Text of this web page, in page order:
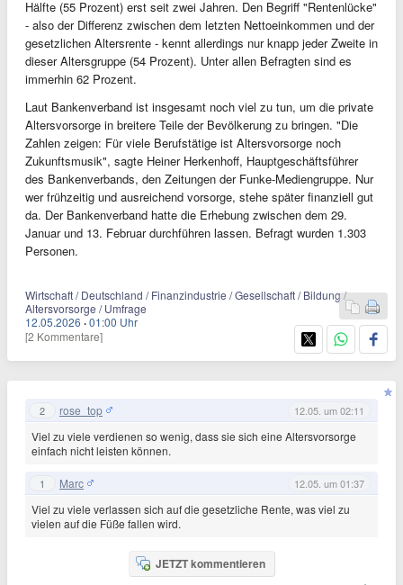
Hälfte (55 Prozent) erst seit zwei Jahren. Den Begriff "Rentenlücke"
- also der Differenz zwischen dem letzten Nettoeinkommen und der
gesetzlichen Altersrente - kennt allerdings nur knapp jeder Zweite in
dieser Altersgruppe (54 Prozent). Unter allen Befragten sind es
immerhin 62 Prozent.
Laut Bankenverband ist insgesamt noch viel zu tun, um die private
Altersvorsorge in breitere Teile der Bevölkerung zu bringen. "Die
Zahlen zeigen: Für viele Berufstätige ist Altersvorsorge noch
Zukunftsmusik", sagte Heiner Herkenhoff, Hauptgeschäftsführer
des Bankenverbands, den Zeitungen der Funke-Mediengruppe. Nur
wer frühzeitig und ausreichend vorsorge, stehe später finanziell gut
da. Der Bankenverband hatte die Erhebung zwischen dem 29.
Januar und 13. Februar durchführen lassen. Befragt wurden 1.303
Personen.
Wirtschaft / Deutschland / Finanzindustrie / Gesellschaft / Bildung /
Altersvorsorge / Umfrage
12.05.2026 ·01:00 Uhr
[2 Kommentare]
2 rose_top 12.05. um 02:11
Viel zu viele verdienen so wenig, dass sie sich eine Altersvorsorge
einfach nicht leisten können.
1 Marc 12.05. um 01:37
Viel zu viele verlassen sich auf die gesetzliche Rente, was viel zu
vielen auf die Füße fallen wird.
JETZT kommentieren